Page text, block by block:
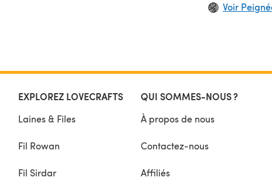
Voir
EXPLOREZ LOVECRAFTS
Laines & Files
Fil Rowan
Fil Sirdar
QUI SOMMES-NOUS ?
À propos de nous
Contactez-nous
Affiliés